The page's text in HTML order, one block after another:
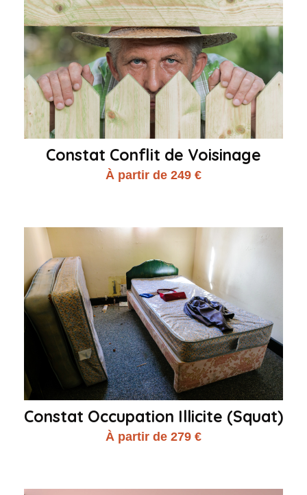
Constat Conflit de Voisinage
À partir de 249 €
Constat Occupation Illicite (Squat)
À partir de 279 €